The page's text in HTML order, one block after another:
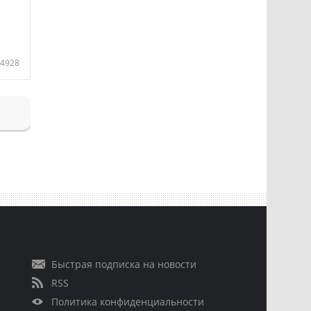
4928
Быстрая подписка на новости
RSS
Политика конфиденциальности